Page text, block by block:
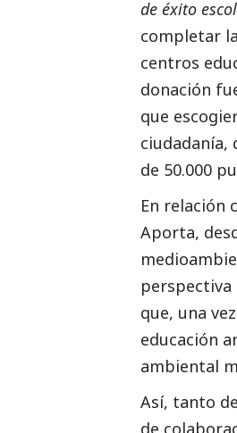
de éxito
completar
centros
donación
que
ciudadanía,
de 50.000
En relación
Aporta,
perspectiva
que, una
educación
ambiental
Así, tanto